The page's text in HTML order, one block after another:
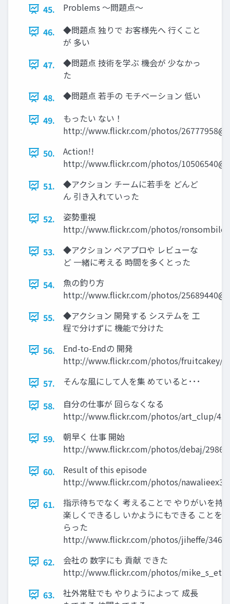
45.
Problems ～問題点～
46.
◆問題点 独りで お客様先へ 行くこと
が 多い
47.
◆問題点 技術を学ぶ 機会が 少なかっ
た
48.
◆問題点 若手の モチベーション 低い
49.
もったい ない！
http://www.flickr.com/photos/
50.
Action!!
http://www.flickr.com/photos/
51.
◆アクション チームに若手を どんど
ん 引き入れていった
52.
姿勢重視
http://www.flickr.com/photos/
53.
◆アクション ペアプロや レビューな
ど 一緒に考える 時間を多くとった
54.
魚の釣り方
http://www.flickr.com/photos/
55.
◆アクション 開発する システムを 工
程で分けずに 機能で分けた
56.
End-to-Endの 開発
http://www.flickr.com/photos/fruitcakey/
57.
そんな風にして人を集 めていると･･･
58.
自分の仕事が 回らなくなる
http://www.flickr.com/photos/art_clup/
59.
朝早く 仕事 開始
http://www.flickr.com/photos/debaj/
60.
Result of this episode
http://www.flickr.com/photos/nawalieex3/
61.
指示待ちでなく 考えることで やりがいを持
楽しくできるし いかようにもできる ことを
らった
http://www.flickr.com/photos/jiheffe/
62.
会社の 数字にも 貢献 できた
http://www.flickr.com/photos/mike_s_etc/
63.
社外常駐でも やりようによって 成長